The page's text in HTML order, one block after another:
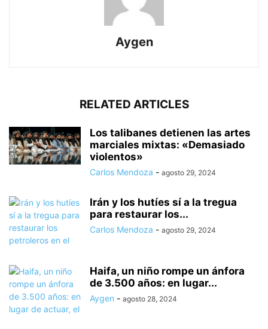
Aygen
RELATED ARTICLES
Los talibanes detienen las artes
marciales mixtas: «Demasiado
violentos»
Carlos Mendoza - agosto 29, 2024
Irán y los hutíes sí a la tregua
para restaurar los...
Carlos Mendoza - agosto 29, 2024
Haifa, un niño rompe un ánfora
de 3.500 años: en lugar...
Aygen - agosto 28, 2024